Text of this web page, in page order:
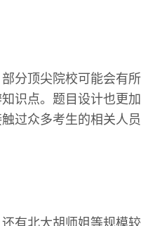
分顶尖院校可能会有所
识点。题目设计也更加
过众多考生的相关人员
有北大胡师姐等规模较